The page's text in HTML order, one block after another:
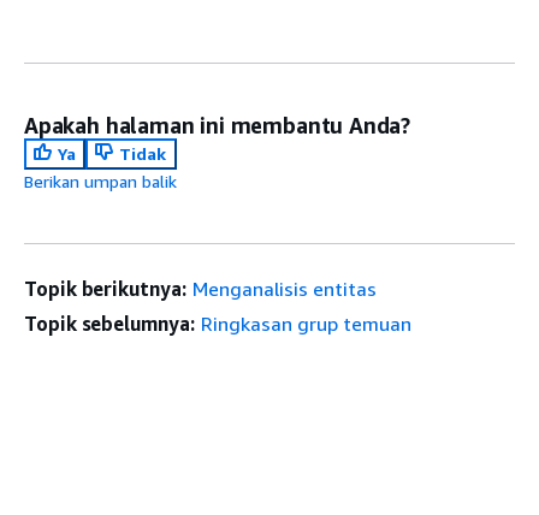
Apakah halaman ini membantu Anda?
Ya
Tidak
Berikan umpan balik
Topik berikutnya: Menganalisis entitas
Topik sebelumnya: Ringkasan grup temuan